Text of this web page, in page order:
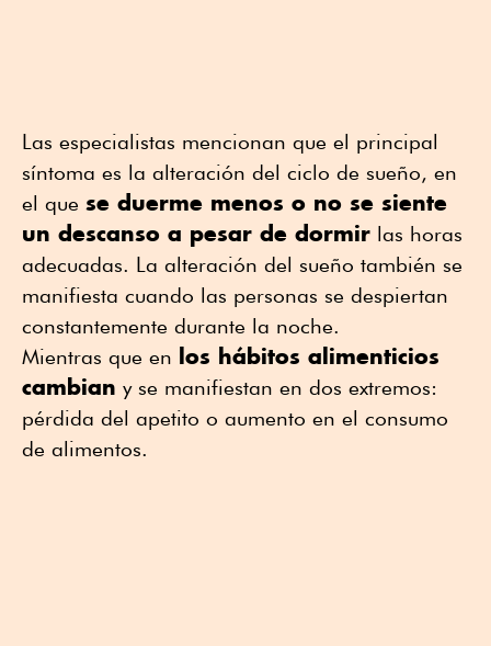
Las especialistas mencionan que el principal
síntoma es la alteración del ciclo de sueño, en
el que se duerme menos o no se siente
un descanso a pesar de dormir las horas
adecuadas. La alteración del sueño también se
manifiesta cuando las personas se despiertan
constantemente durante la noche.
Mientras que en los hábitos alimenticios
cambian y se manifiestan en dos extremos:
pérdida del apetito o aumento en el consumo
de alimentos.